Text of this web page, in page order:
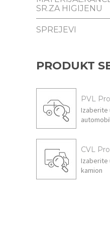
SR.ZA HIGIJENU
SPREJEVI
PRODUKT
PVL
Izaberite
CVL
Izaberite
kamion